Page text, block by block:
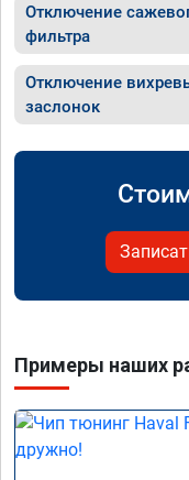
Отключение
фильтра
Отключение
заслонок
Примеры наших